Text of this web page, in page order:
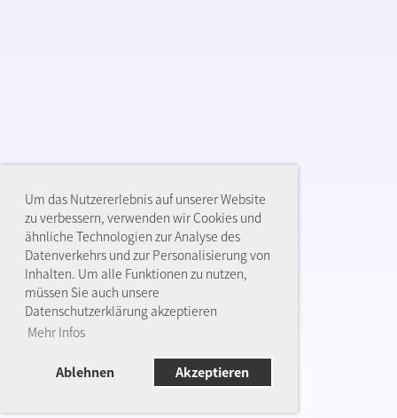
Um das Nutzererlebnis auf unserer Website
zu verbessern, verwenden wir Cookies und
ähnliche Technologien zur Analyse des
Datenverkehrs und zur Personalisierung von
Inhalten. Um alle Funktionen zu nutzen,
müssen Sie auch unsere
Datenschutzerklärung akzeptieren
Mehr Infos
Ablehnen Akzeptieren